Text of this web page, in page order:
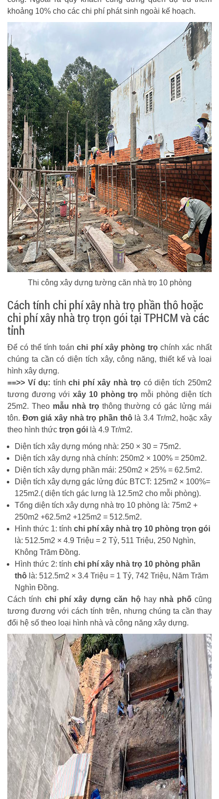
khoảng 10% cho các chi phí phát sinh ngoài kế hoạch.
Thi công xây dựng tường căn nhà trọ 10 phòng
Cách tính chi phí xây nhà trọ phần thô hoặc
chi phí xây nhà trọ trọn gói tại TPHCM và các
tỉnh
Để có thể tính toánchi phí xây phòng trọchính xác nhất
chúng ta cần có diện tích xây, công năng, thiết kế và loại
hình xây dựng.
==>> Ví dụ: tínhchi phí xây nhà trọcó diện tích 250m2
tương đương với xây 10 phòng trọ mỗi phòng diện tích
25m2. Theo mẫu nhà trọthông thường có gác lửng mái
tôn. Đơn giá xây nhà trọ phần thôlà 3.4 Tr/m2, hoặc xây
theo hình thức trọn gói là 4.9 Tr/m2.
Diện tích xây dựng móng nhà: 250 × 30 = 75m2.
Diện tích xây dựng nhà chính: 250m2 × 100% = 250m2.
Diện tích xây dựng phần mái: 250m2 × 25% = 62.5m2.
Diện tích xây dựng gác lửng đúc BTCT: 125m2 × 100%=
125m2.( diện tích gác lưng là 12.5m2 cho mỗi phòng).
Tổng diện tích xây dựng nhà trọ 10 phòng là: 75m2 +
250m2 +62.5m2 +125m2 = 512.5m2.
Hình thức 1: tính chi phí xây nhà trọ 10 phòng trọn gói
là: 512.5m2 × 4.9 Triệu = 2 Tỷ, 511 Triệu, 250 Nghìn,
Không Trăm Đồng.
Hình thức 2: tính chi phí xây nhà trọ 10 phòng phần
thô là: 512.5m2 × 3.4 Triệu = 1 Tỷ, 742 Triệu, Năm Trăm
Nghìn Đồng.
Cách tính chi phí xây dựng căn hộhay nhà phốcũng
tương đương với cách tính trên, nhưng chúng ta cần thay
đổi hệ số theo loại hình nhà và công năng xây dựng.